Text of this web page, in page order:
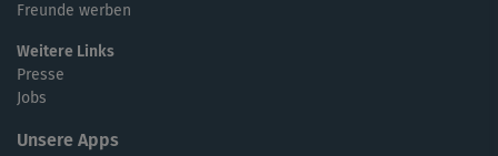
Freunde werben
Weitere Links
Presse
Jobs
Unsere Apps